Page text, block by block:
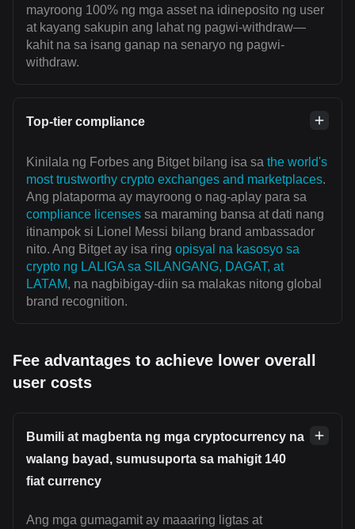
mayroong 100% ng mga asset na idineposito ng user
at kayang sakupin ang lahat ng pagwi-withdraw—
kahit na sa isang ganap na senaryo ng pagwi-
withdraw.
Top-tier compliance
Kinilala ng Forbes ang Bitget bilang isa sa the world's
most trustworthy crypto exchanges and marketplaces.
Ang plataporma ay mayroong o nag-aplay para sa
compliance licenses sa maraming bansa at dati nang
itinampok si Lionel Messi bilang brand ambassador
nito. Ang Bitget ay isa ring opisyal na kasosyo sa
crypto ng LALIGA sa SILANGANG, DAGAT, at
LATAM, na nagbibigay-diin sa malakas nitong global
brand recognition.
Fee advantages to achieve lower overall
user costs
Bumili at magbenta ng mga cryptocurrency na
walang bayad, sumusuporta sa mahigit 140
fiat currency
Ang mga gumagamit ay maaaring ligtas at